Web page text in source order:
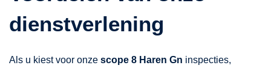
dienstverlening
Als u kiest voor onze scope 8 Haren Gn inspecties,